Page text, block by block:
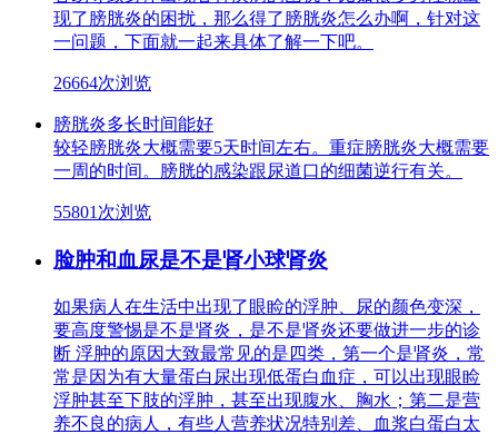
现了膀胱炎的困扰，那么得了膀胱炎怎么办啊，针对这
一问题，下面就一起来具体了解一下吧。
26664次浏览
膀胱炎多长时间能好
较轻膀胱炎大概需要5天时间左右。重症膀胱炎大概需要
一周的时间。膀胱的感染跟尿道口的细菌逆行有关。
55801次浏览
脸肿和血尿是不是肾小球肾炎
如果病人在生活中出现了眼睑的浮肿、尿的颜色变深，
要高度警惕是不是肾炎，是不是肾炎还要做进一步的诊
断 浮肿的原因大致最常见的是四类，第一个是肾炎，常
常是因为有大量蛋白尿出现低蛋白血症，可以出现眼睑
浮肿甚至下肢的浮肿，甚至出现腹水、胸水；第二是营
养不良的病人，有些人营养状况特别差、血浆白蛋白太